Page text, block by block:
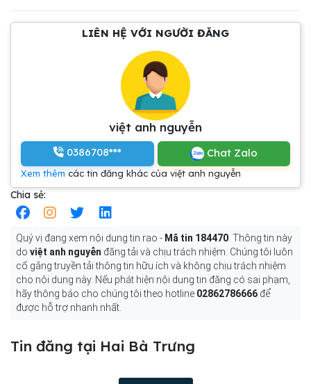
LIÊN HỆ VỚI NGƯỜI ĐĂNG
việt anh nguyễn
0386708*** Chat Zalo
Xem thêm các tin đăng khác của việt anh nguyễn
Chia sẻ:
Quý vị đang xem nội dung tin rao - Mã tin 184470. Thông tin này
do việt anh nguyễn đăng tải và chịu trách nhiệm. Chúng tôi luôn
cố gắng truyền tải thông tin hữu ích và không chịu trách nhiệm
cho nội dung này. Nếu phát hiện nội dung tin đăng có sai phạm,
hãy thông báo cho chúng tôi theo hotline 02862786666 để
được hỗ trợ nhanh nhất.
Tin đăng tại Hai Bà Trưng